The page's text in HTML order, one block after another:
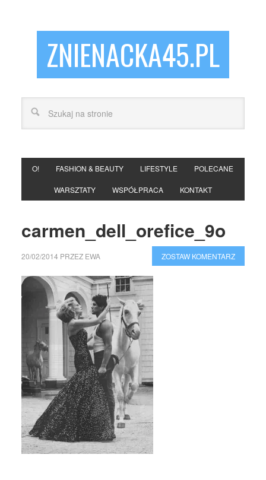
ZNIENACKA45.PL
O! FASHION & BEAUTY LIFESTYLE POLECANE
WARSZTATY WSPÓŁPRACA KONTAKT
carmen_dell_orefice_9o
20/02/2014 PRZEZ EWA ZOSTAW KOMENTARZ